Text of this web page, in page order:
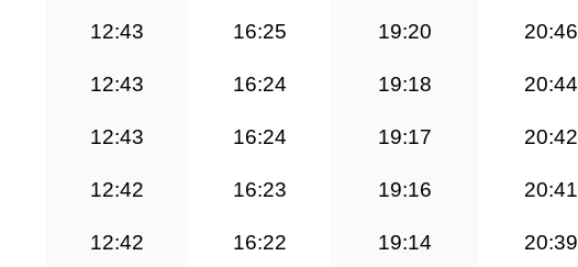
12:43 16:25 19:20 20:46
12:43 16:24 19:18 20:44
12:43 16:24 19:17 20:42
12:42 16:23 19:16 20:41
12:42 16:22 19:14 20:39